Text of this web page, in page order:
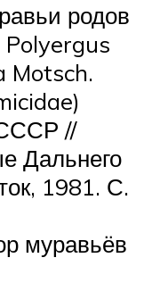
родов
Motsch.
//
Дальнего
1981. С.
муравьёв